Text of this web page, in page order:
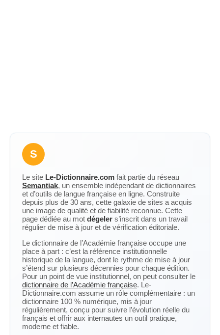
S
Le site Le-Dictionnaire.com fait partie du réseau
Semantiak, un ensemble indépendant de dictionnaires
et d’outils de langue française en ligne. Construite
depuis plus de 30 ans, cette galaxie de sites a acquis
une image de qualité et de fiabilité reconnue. Cette
page dédiée au mot dégeler s’inscrit dans un travail
régulier de mise à jour et de vérification éditoriale.
Le dictionnaire de l’Académie française occupe une
place à part : c’est la référence institutionnelle
historique de la langue, dont le rythme de mise à jour
s’étend sur plusieurs décennies pour chaque édition.
Pour un point de vue institutionnel, on peut consulter le
dictionnaire de l’Académie française. Le-
Dictionnaire.com assume un rôle complémentaire : un
dictionnaire 100 % numérique, mis à jour
régulièrement, conçu pour suivre l’évolution réelle du
français et offrir aux internautes un outil pratique,
moderne et fiable.